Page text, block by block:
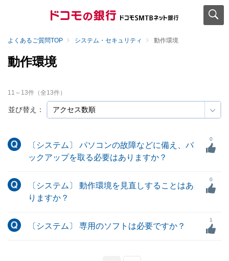
よくあるご質問TOP システム・セキュリティ 動作環境
動作環境
並び替え：
11 ～ 13件（全13件）
〔システム〕 パソコンの故障などに備え、バ
ックアップを取る必要はありますか？
0
〔システム〕 動作環境を見直しすることはあ
りますか？
0
〔システム〕 専用のソフトは必要ですか？
1